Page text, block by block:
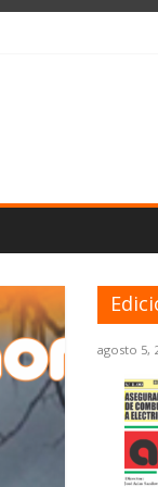
agosto 5,